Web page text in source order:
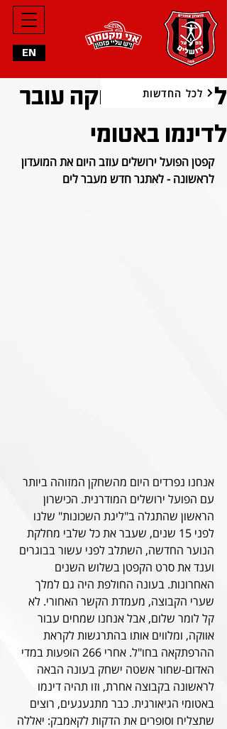
EN
להתראות: אווקה עובר
לדינמו באטומי
קפטן הפועל ירושלים עוזב היום את המועדון
לראשונה - לאתגר חדש מעבר לים
אנחנו נפרדים היום מהשחקן המזוהה ביותר
עם הפועל ירושלים המודרנית. הכישרון
הראשון שהתגלה ב"ליגת השכונות" שלנו
לפני 15 שנים, שעבר את כל שלבי מחלקת
הנוער החדשה, השתלב לפני עשור בבוגרים
וענד את סרט הקפטן בשלוש השנים
האחרונות. בעונה החולפת היה גם למלך
שערי הקבוצה, מעמדת הקשר האחורי. לא
קל לומר שלום, אבל אנחנו שמחים עבור
אווקה, ומלווים אותו בהתרגשות לקראת
ההרפתקאה בחו"ל. אחרי 266 הופעות במדי
האדום-שחור אשטה ישחק בעונה הבאה
לראשונה בקבוצה אחרת, וזו תהיה דינמו
באטומי הגיאורגית. כבר מתגעגעים, רוצים
שתצליח וסופרים את הדקות לקאמבק: יאללה
לכל החדשות